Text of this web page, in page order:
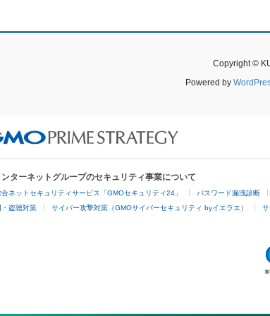
Copyright ©
Powered by
ターネットグループのセキュリティ事業について
ネットセキュリティサービス「GMOセキュリティ24」 パスワード漏洩診断
盗聴対策 サイバー攻撃対策（GMOサイバーセキュリティ byイエラエ）